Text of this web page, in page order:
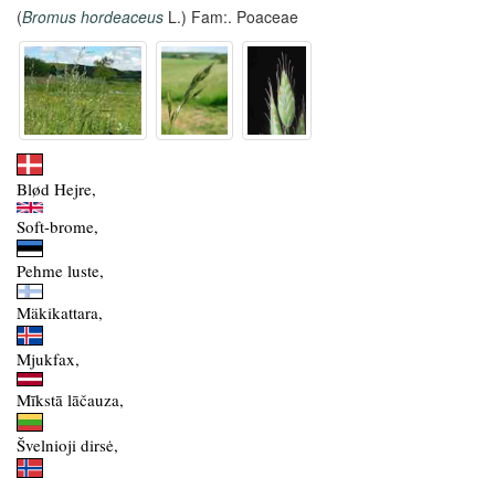
(Bromus hordeaceus L.) Fam:. Poaceae
Blød Hejre,
Soft-brome,
Pehme luste,
Mäkikattara,
Mjukfax,
Mīkstā lāčauza,
Švelnioji dirsė,